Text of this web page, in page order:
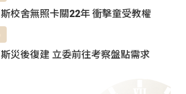
校舍無照卡關22年 衝擊童受教權
災後復建 立委前往考察盤點需求